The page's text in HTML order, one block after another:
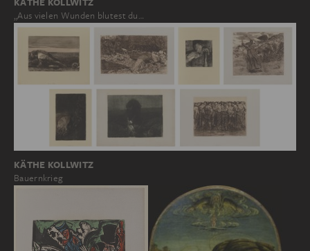
„Aus vielen Wunden blutest du…
KÄTHE KOLLWITZ
Bauernkrieg